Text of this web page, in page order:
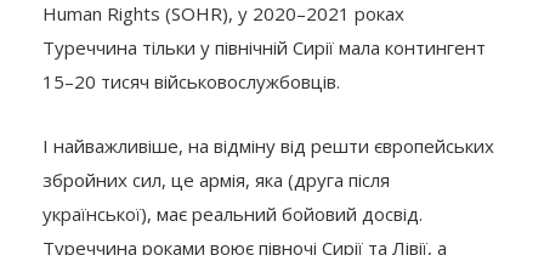
Human Rights (SOHR), у 2020–2021 роках
Туреччина тільки у північній Сирії мала контингент
15–20 тисяч військовослужбовців.
І найважливіше, на відміну від решти європейських
збройних сил, це армія, яка (друга після
української), має реальний бойовий досвід.
Туреччина роками воює півночі Сирії та Лівії, а